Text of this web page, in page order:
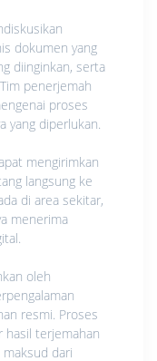
dokumen yang
diinginkan, serta
penerjemah
proses
yang diperlukan.
mengirimkan
langsung ke
di area sekitar,
menerima
oleh
resmi. Proses
hasil terjemahan
dari